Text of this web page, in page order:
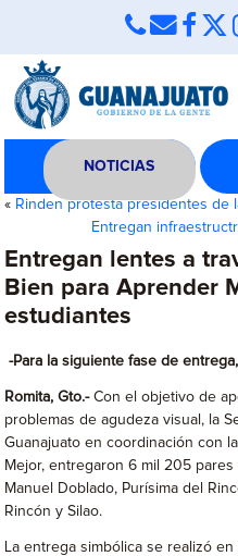
NOTICIAS
« Rinden protesta presidentes de
Entregan
Entregan lentes a
Bien para Aprender
estudiantes
-Para la siguiente fase de
Romita, Gto.-Con el objetivo de
problemas de agudeza visual, la
Guanajuato en coordinación con
Mejor, entregaron 6 mil 205
Manuel Doblado, Purísima del
Rincón y Silao.
La entrega simbólica se realizó